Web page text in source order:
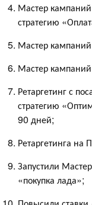
Мастер
стратегию
Мастер
Мастер
Ретаргетинг с
стратегию
90 дней;
Ретаргетинга на
Запустили
«покупка лада»;